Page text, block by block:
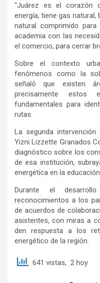
“Juárez es el corazón
energía, tiene gas
natural comprimido para
academia con las
el comercio, para cerrar
Sobre el contexto
fenómenos como la
señaló que existen
precisamente estos
fundamentales para
rutas.
La segunda
Yizni Lizzette Granados
diagnóstico sobre los
de esa institución,
energética en la
Durante el
reconocimientos a los
de acuerdos de
asistentes, con miras a
den respuesta a los
energético de la región.
641 vistas, 2 hoy